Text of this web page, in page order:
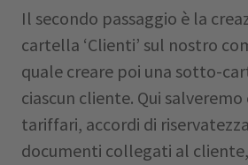
Il secondo passaggio è la
cartella ‘Clienti’ sul nostro
quale creare poi una sotto-
ciascun cliente. Qui
tariffari, accordi di
documenti collegati al